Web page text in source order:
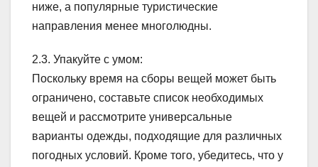
ниже, а популярные туристические
направления менее многолюдны.
2.3. Упакуйте с умом:
Поскольку время на сборы вещей может быть
ограничено, составьте список необходимых
вещей и рассмотрите универсальные
варианты одежды, подходящие для различных
погодных условий. Кроме того, убедитесь, что у